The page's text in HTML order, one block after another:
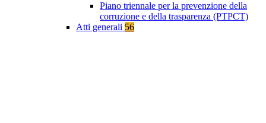
Piano triennale per la prevenzione della
corruzione e della trasparenza (PTPCT)
Atti generali 56